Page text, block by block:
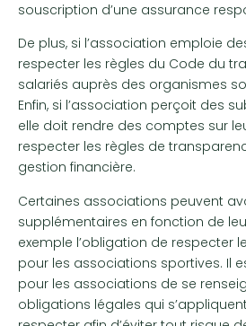
souscription d’une assurance
De plus, si l’association emploie
respecter les règles du Code du
salariés auprès des organismes
Enfin, si l’association perçoit des
elle doit rendre des comptes sur
respecter les règles de
gestion financière.
Certaines associations peuvent
supplémentaires en fonction de
exemple l’obligation de respecter
pour les associations sportives. Il
pour les associations de se
obligations légales qui